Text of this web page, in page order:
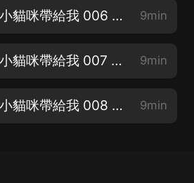
一人：功法全靠小貓咪帶給我 006 太史五蛇羹（求評論） 9min
一人：功法全靠小貓咪帶給我 007 外賣便簽 9min
一人：功法全靠小貓咪帶給我 008 一日之計在於晨 9min